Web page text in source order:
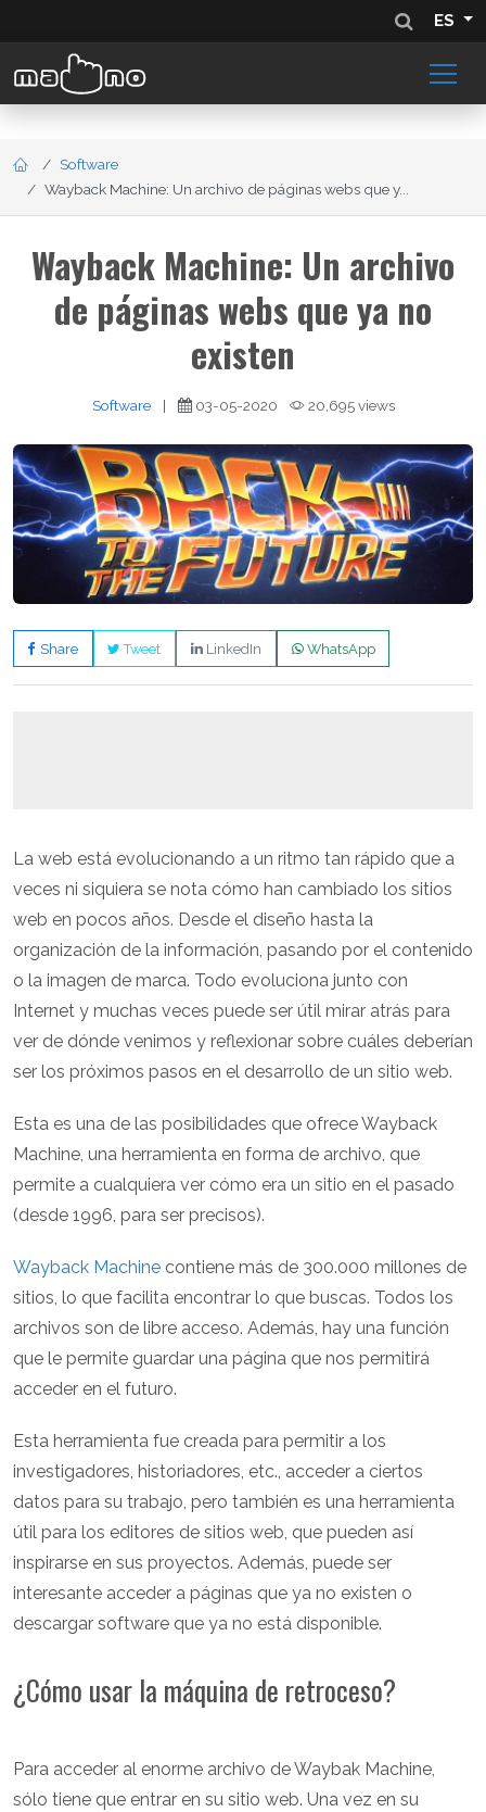
ES
Software
Wayback Machine: Un archivo de páginas webs que y...
Wayback Machine: Un archivo
de páginas webs que ya no
existen
Software | 03-05-2020 20,695 views
Share Tweet LinkedIn WhatsApp
La web está evolucionando a un ritmo tan rápido que a
veces ni siquiera se nota cómo han cambiado los sitios
web en pocos años. Desde el diseño hasta la
organización de la información, pasando por el contenido
o la imagen de marca. Todo evoluciona junto con
Internet y muchas veces puede ser útil mirar atrás para
ver de dónde venimos y reflexionar sobre cuáles deberían
ser los próximos pasos en el desarrollo de un sitio web.
Esta es una de las posibilidades que ofrece Wayback
Machine, una herramienta en forma de archivo, que
permite a cualquiera ver cómo era un sitio en el pasado
(desde 1996, para ser precisos).
Wayback Machine contiene más de 300.000 millones de
sitios, lo que facilita encontrar lo que buscas. Todos los
archivos son de libre acceso. Además, hay una función
que le permite guardar una página que nos permitirá
acceder en el futuro.
Esta herramienta fue creada para permitir a los
investigadores, historiadores, etc., acceder a ciertos
datos para su trabajo, pero también es una herramienta
útil para los editores de sitios web, que pueden así
inspirarse en sus proyectos. Además, puede ser
interesante acceder a páginas que ya no existen o
descargar software que ya no está disponible.
¿Cómo usar la máquina de retroceso?
Para acceder al enorme archivo de Waybak Machine,
sólo tiene que entrar en su sitio web. Una vez en su